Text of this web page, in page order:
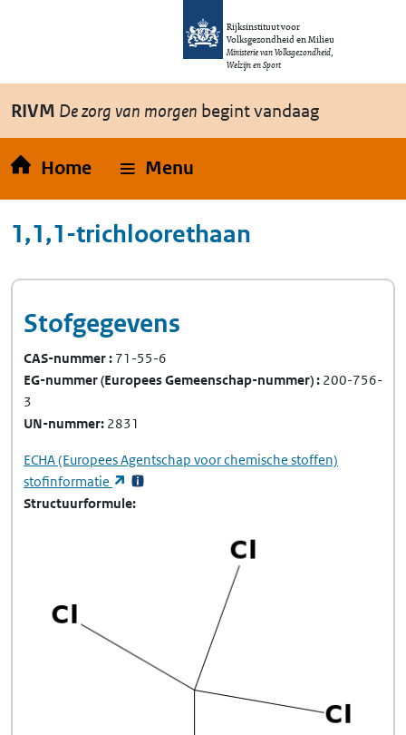
Overslaan en naar de inhoud gaan
Rijksinstituut voor
Volksgezondheid en Milieu
Ministerie van Volksgezondheid,
Welzijn en Sport
RIVM De zorg van morgen begint vandaag
Home Menu
1,1,1-trichloorethaan
Stofgegevens
CAS-nummer 71-55-6
EG-nummer(Europees Gemeenschap-nummer) 200-756-
3
UN-nummer 2831
ECHA(Europees Agentschap voor chemische stoffen)
stofinformatie
(opent in een nieuw tabblad)
Structuurformule